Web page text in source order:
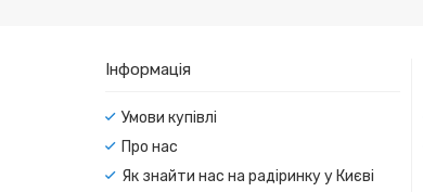
Інформація
Умови купівлі
Про нас
Як знайти нас на радіринку у Києві